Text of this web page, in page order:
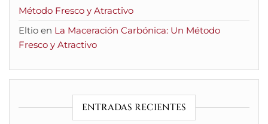
Método Fresco y Atractivo
Eltio en La Maceración Carbónica: Un Método
Fresco y Atractivo
ENTRADAS RECIENTES